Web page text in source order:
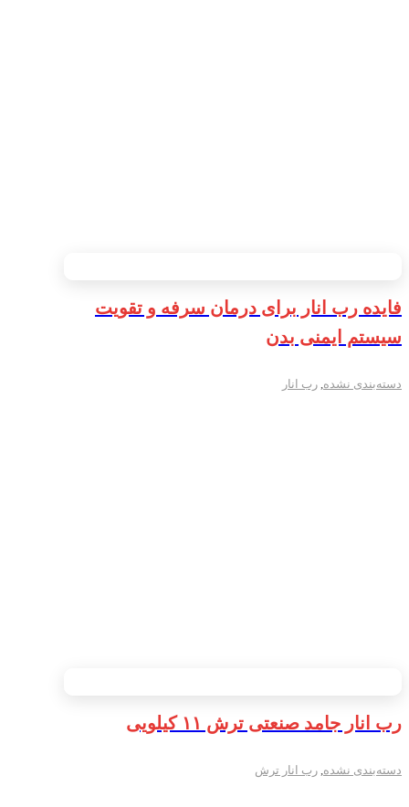
فایده رب انار برای درمان سرفه و تقویت
سیستم ایمنی بدن
دسته‌بندی نشده رب انار
رب انار جامد صنعتی ترش ۱۱ کیلویی
دسته‌بندی نشده رب انار ترش